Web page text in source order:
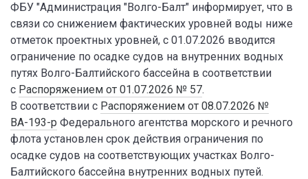
ФБУ "Администрация "Волго-Балт" информирует, что в
связи со снижением фактических уровней воды ниже
отметок проектных уровней, с 01.07.2026 вводится
ограничение по осадке судов на внутренних водных
путях Волго-Балтийского бассейна в соответствии
с Распоряжением от 01.07.2026 № 57.
В соответствии с Распоряжением от 08.07.2026 №
ВА-193-р Федерального агентства морского и речного
флота установлен срок действия ограничения по
осадке судов на соответствующих участках Волго-
Балтийского бассейна внутренних водных путей.